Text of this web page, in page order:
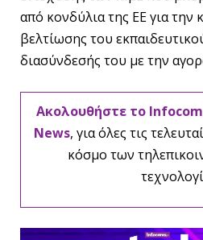
από κονδύλια της ΕΕ για την
βελτίωσης του
διασύνδεσής του με την
Ακολουθήστε το
News, για όλες τις
κόσμο των